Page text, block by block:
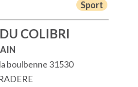
Sport
DU COLIBRI
boulbenne 31530